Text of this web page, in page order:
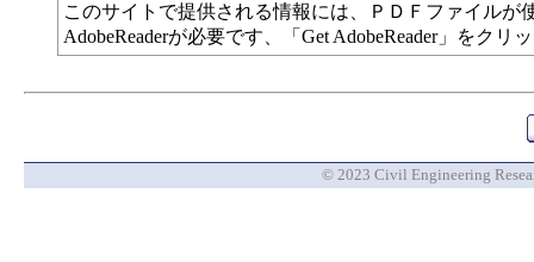
このサイトで提供される情報には、ＰＤＦファイル
AdobeReaderが必要です、「Get AdobeReader」をク
© 2023 Civil Engineering